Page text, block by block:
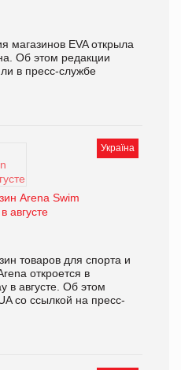
магазинов EVA открыла
Об этом редакции
в пресс-службе
Україна
Arena Swim
августе
товаров для спорта и
откроется в
в августе. Об этом
со ссылкой на пресс-